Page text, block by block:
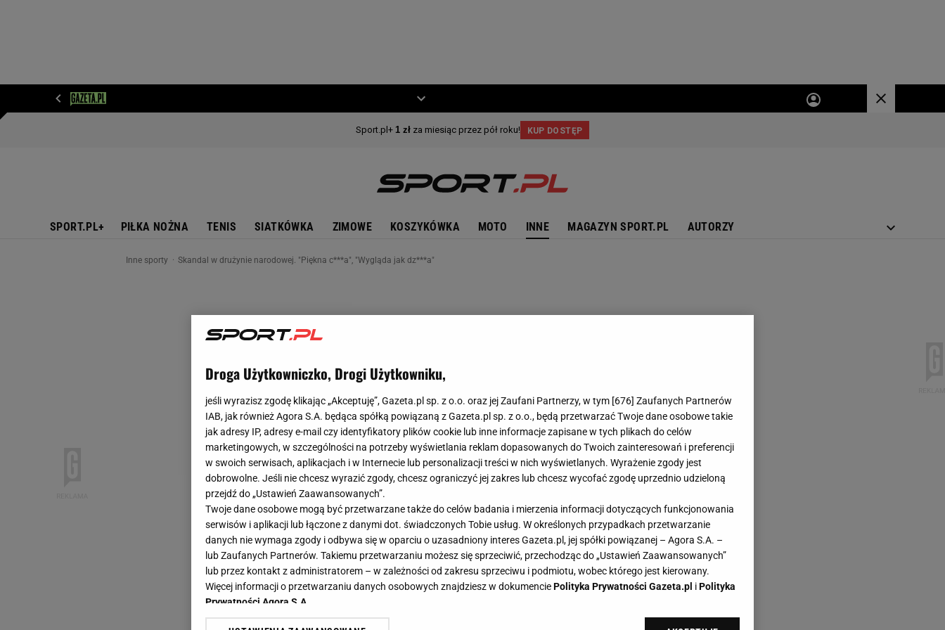
SPORT.PL+ PIŁKA NOŻNA TENIS SIATKÓWKA ZIMOWE KOSZYKÓWKA MOTO INNE MAGAZYN SPORT.PL AUTORZY
Inne sporty Skandal w drużynie narodowej. "Piękna c***a", "Wygląda jak dz***a"
Droga Użytkowniczko, Drogi Użytkowniku,
jeśli wyrazisz zgodę klikając „Akceptuję”, Gazeta.pl sp. z o.o. oraz jej Zaufani Partnerzy, w tym [676] Zaufanych Partnerów
IAB, jak również Agora S.A. będąca spółką powiązaną z Gazeta.pl sp. z o.o., będą przetwarzać Twoje dane osobowe takie
jak adresy IP, adresy e-mail czy identyfikatory plików cookie lub inne informacje zapisane w tych plikach do celów
marketingowych, w szczególności na potrzeby wyświetlania reklam dopasowanych do Twoich zainteresowań i preferencji
w swoich serwisach, aplikacjach i w Internecie lub personalizacji treści w nich wyświetlanych. Wyrażenie zgody jest
dobrowolne. Jeśli nie chcesz wyrazić zgody, chcesz ograniczyć jej zakres lub chcesz wycofać zgodę uprzednio udzieloną
przejdź do „Ustawień Zaawansowanych”.
Twoje dane osobowe mogą być przetwarzane także do celów badania i mierzenia informacji dotyczących funkcjonowania
serwisów i aplikacji lub łączone z danymi dot. świadczonych Tobie usług. W określonych przypadkach przetwarzanie
danych nie wymaga zgody i odbywa się w oparciu o uzasadniony interes Gazeta.pl, jej spółki powiązanej – Agora S.A. –
lub Zaufanych Partnerów. Takiemu przetwarzaniu możesz się sprzeciwić, przechodząc do „Ustawień Zaawansowanych”
lub przez kontakt z administratorem – w zależności od zakresu sprzeciwu i podmiotu, wobec którego jest kierowany.
Więcej informacji o przetwarzaniu danych osobowych znajdziesz w dokumenciePolityka Prywatności Gazeta.pl iPolityka
Prywatności Agora S.A.